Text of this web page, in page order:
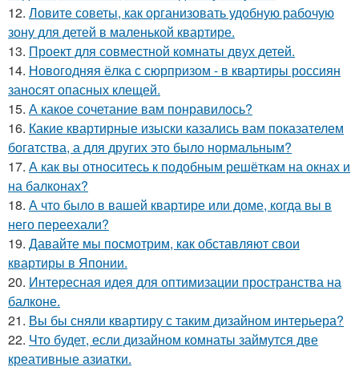
12. Ловите советы, как организовать удобную рабочую
зону для детей в маленькой квартире.
13. Проект для совместной комнаты двух детей.
14. Новогодняя ёлка с сюрпризом - в квартиры россиян
заносят опасных клещей.
15. А какое сочетание вам понравилось?
16. Какие квартирные изыски казались вам показателем
богатства, а для других это было нормальным?
17. А как вы относитесь к подобным решёткам на окнах и
на балконах?
18. А что было в вашей квартире или доме, когда вы в
него переехали?
19. Давайте мы посмотрим, как обставляют свои
квартиры в Японии.
20. Интересная идея для оптимизации пространства на
балконе.
21. Вы бы сняли квартиру с таким дизайном интерьера?
22. Что будет, если дизайном комнаты займутся две
креативные азиатки.